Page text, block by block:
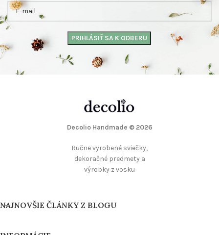
Decolio Handmade © 2026
Ručne vyrobené sviečky,
dekoračné predmety a
výrobky z vosku
NAJNOVŠIE ČLÁNKY Z BLOGU